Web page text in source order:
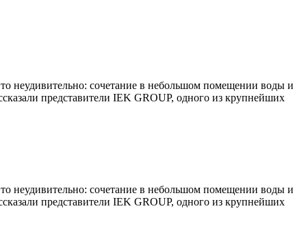
неудивительно: сочетание в небольшом помещении воды и
представители IEK GROUP, одного из крупнейших
неудивительно: сочетание в небольшом помещении воды и
представители IEK GROUP, одного из крупнейших